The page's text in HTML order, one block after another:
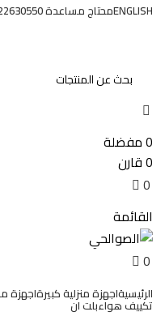
ENGLISHمحتاج مساعدة 01022630550 02
0مفضلة
0قارن
0
القائمة
0
الرئيسيةاجهزة منزلية كبيرةاجهزة
تكييف هواءبلت ان